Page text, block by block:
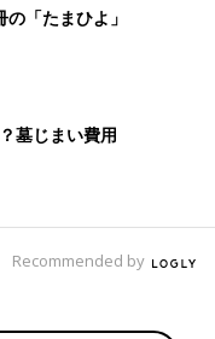
「たまひよ」
墓じまい費用
Recommended by